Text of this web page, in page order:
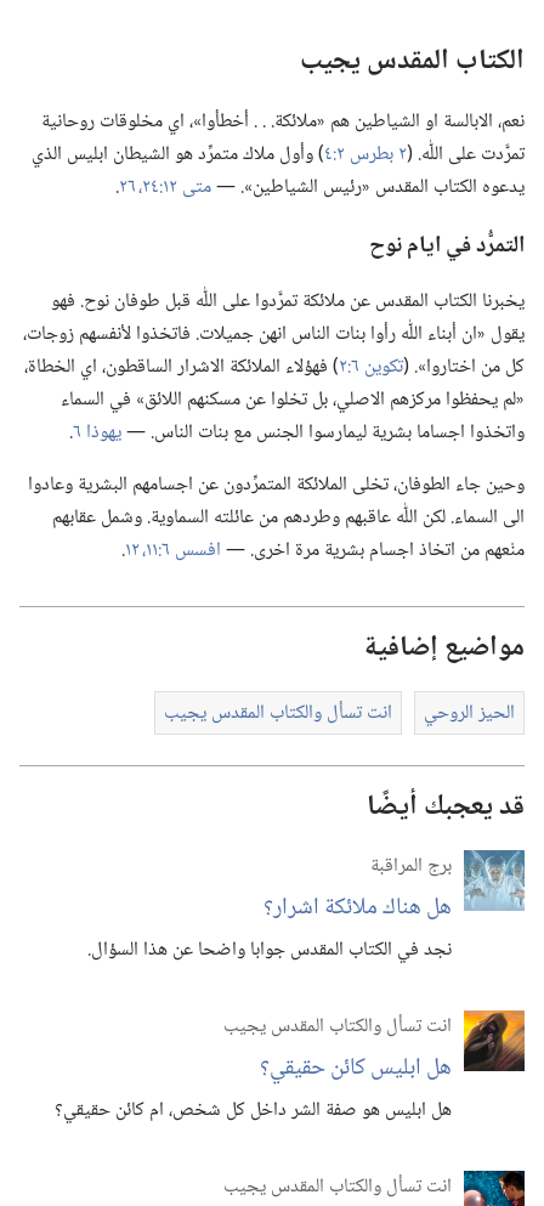
الكتاب المقدس يجيب
نعم،‏ الابالسة او الشياطين هم «ملائكة.‏ .‏ .‏ أخطأوا»،‏ اي مخلوقات روحانية
تمرَّدت على اللّٰه.‏ (‏٢ بطرس ٢:‏٤
‏)‏ وأول ملاك متمرِّد هو الشيطان ابليس الذي
يدعوه الكتاب المقدس «رئيس الشياطين».‏ —‏متى ١٢:‏​٢٤،‏ ‏.‏
التمرُّد في ايام نوح
يخبرنا الكتاب المقدس عن ملائكة تمرَّدوا على اللّٰه قبل طوفان نوح.‏ فهو
يقول «ان أبناء اللّٰه رأوا بنات الناس انهن جميلات.‏ فاتخذوا لأنفسهم زوجات،‏
كل من اختاروا».‏ (‏تكوين ٦:‏٢
‏)‏ فهؤلاء الملائكة الاشرار الساقطون،‏ اي الخطاة،‏
«لم يحفظوا مركزهم الاصلي،‏ بل تخلوا عن مسكنهم اللائق» في السماء
واتخذوا اجساما بشرية ليمارسوا الجنس مع بنات الناس.‏ —‏يهوذا ٦ ‏.‏
وحين جاء الطوفان،‏ تخلى الملائكة المتمرِّدون عن اجسامهم البشرية وعادوا
الى السماء.‏ لكن اللّٰه عاقبهم وطردهم من عائلته السماوية.‏ وشمل عقابهم
منْعهم من اتخاذ اجسام بشرية مرة اخرى.‏ —‏افسس ٦:‏​١١،‏ ١٢ ‏.‏
مواضيع إضافية
الحيز الروحي انت تسأل والكتاب المقدس يجيب
قد يعجبك أيضًا
برج المراقبة
هل هناك ملائكة اشرار؟‏
نجد في الكتاب المقدس جوابا واضحا عن هذا السؤال.‏
انت تسأل والكتاب المقدس يجيب
هل ابليس كائن حقيقي؟‏
هل ابليس هو صفة الشر داخل كل شخص،‏ ام كائن حقيقي؟‏
انت تسأل والكتاب المقدس يجيب